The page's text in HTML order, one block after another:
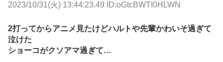
2023/10/31(火) 13:44:23.49 ID:oGtcBWTI0HLWN
2打ってからアニメ見たけどハルトや先輩かわいそ過ぎて
泣けた
ショーコがクソアマ過ぎて…